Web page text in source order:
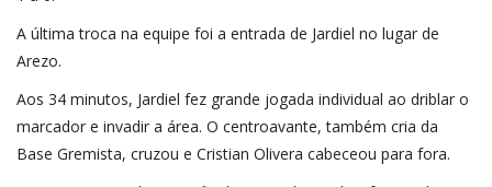
A última troca na equipe foi a entrada de Jardiel no lugar de
Arezo.
Aos 34 minutos, Jardiel fez grande jogada individual ao driblar o
marcador e invadir a área. O centroavante, também cria da
Base Gremista, cruzou e Cristian Olivera cabeceou para fora.